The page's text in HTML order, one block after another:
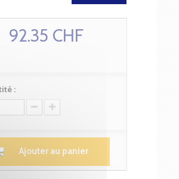
92.35 CHF
:
Ajouter au panier